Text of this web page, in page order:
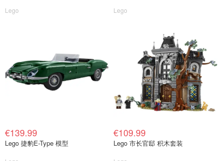
Lego Lego
€139.99
Lego 捷豹E-Type 模型
€109.99
Lego 市长官邸 积木套装